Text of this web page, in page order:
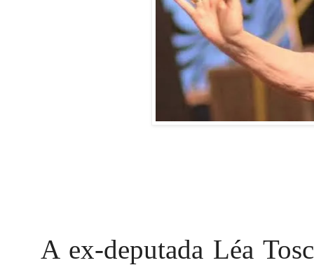
A ex-deputada Léa